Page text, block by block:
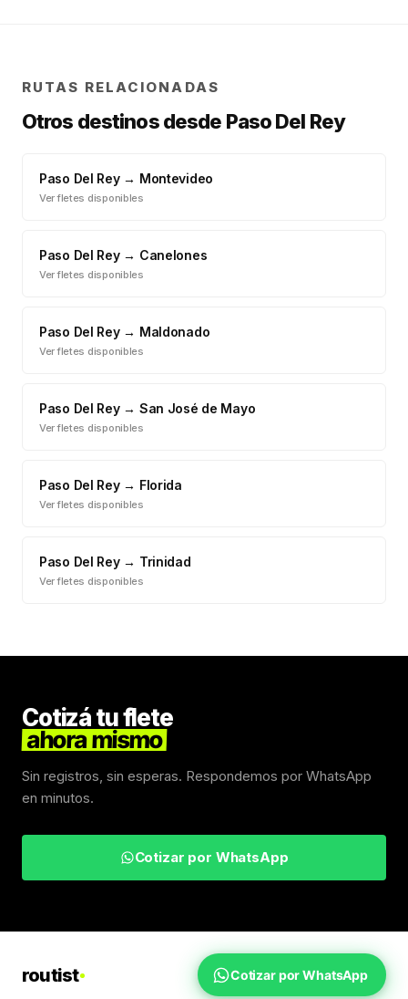
RUTAS RELACIONADAS
Otros destinos desde Paso Del Rey
Paso Del Rey→ Montevideo
Ver fletes disponibles
Paso Del Rey→ Canelones
Ver fletes disponibles
Paso Del Rey→ Maldonado
Ver fletes disponibles
Paso Del Rey→ San José de Mayo
Ver fletes disponibles
Paso Del Rey→ Florida
Ver fletes disponibles
Paso Del Rey→ Trinidad
Ver fletes disponibles
Cotizá tu flete
ahora mismo
Sin registros, sin esperas. Respondemos por WhatsApp
en minutos.
Cotizar por WhatsApp
routist Fletes UruguayInicio
Cotizar por WhatsApp